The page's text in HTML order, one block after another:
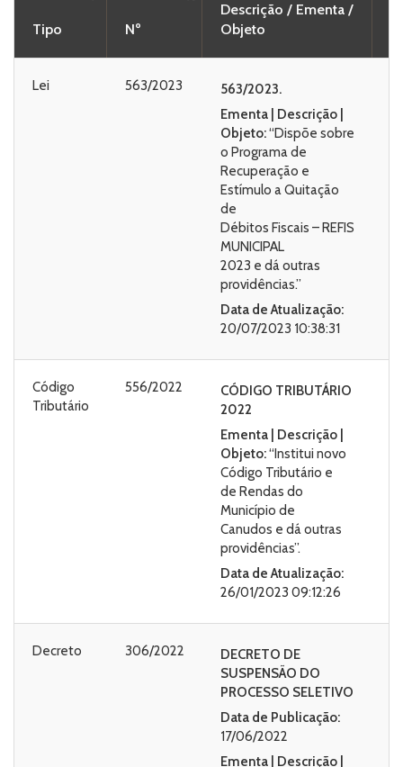
Tipo Nº
Descrição / Ementa /
Objeto
Lei 563/2023
563/2023.
Ementa | Descrição |
Objeto:“Dispõe sobre
o Programa de
Recuperação e
Estímulo a Quitação
de
Débitos Fiscais – REFIS
MUNICIPAL
2023 e dá outras
providências.”
Data de Atualização:
20/07/2023 10:38:31
Código
Tributário
556/2022
CÓDIGO TRIBUTÁRIO
2022
Ementa | Descrição |
Objeto:“Institui novo
Código Tributário e
de Rendas do
Município de
Canudos e dá outras
providências”.
Data de Atualização:
26/01/2023 09:12:26
Decreto 306/2022
DECRETO DE
SUSPENSÃO DO
PROCESSO SELETIVO
Data de Publicação:
17/06/2022
Ementa | Descrição |